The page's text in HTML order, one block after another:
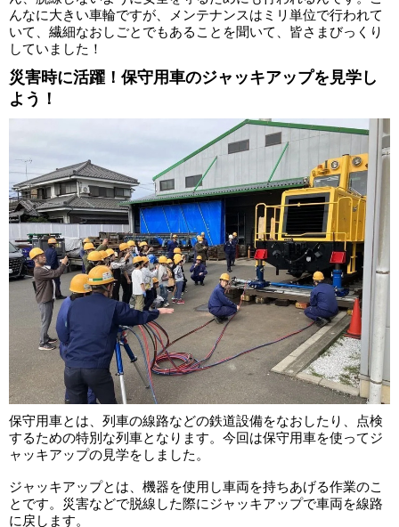
んなに大きい車輪ですが、メンテナンスはミリ単位で行われて
いて、繊細なおしごとでもあることを聞いて、皆さまびっくり
していました！
災害時に活躍！保守用車のジャッキアップを見学し
よう！
保守用車とは、列車の線路などの鉄道設備をなおしたり、点検
するための特別な列車となります。今回は保守用車を使ってジ
ャッキアップの見学をしました。
ジャッキアップとは、機器を使用し車両を持ちあげる作業のこ
とです。災害などで脱線した際にジャッキアップで車両を線路
に戻します。